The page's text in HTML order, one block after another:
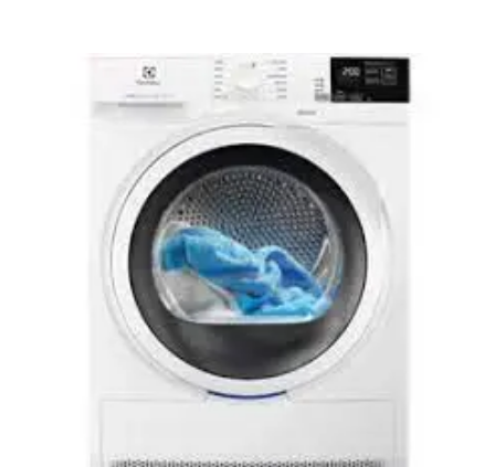
Le
prix
initial
était :
849,00 €.
Le
prix
actuel
est :
629,00 €.